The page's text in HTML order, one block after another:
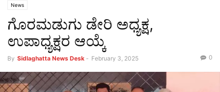
News
ಗೊರಮಡುಗು ಡೇರಿ ಅಧ್ಯಕ್ಷ,
ಉಪಾಧ್ಯಕ್ಷರ ಆಯ್ಕೆ
By Sidlaghatta News Desk - February 3, 2025 0